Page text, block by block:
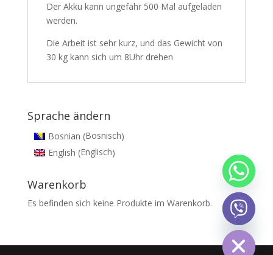
Der Akku kann ungefähr 500 Mal aufgeladen
werden.
Die Arbeit ist sehr kurz, und das Gewicht von
30 kg kann sich um 8Uhr drehen
Sprache ändern
Bosnian (Bosnisch)
English (Englisch)
Warenkorb
Es befinden sich keine Produkte im Warenkorb.
Hide
chaty